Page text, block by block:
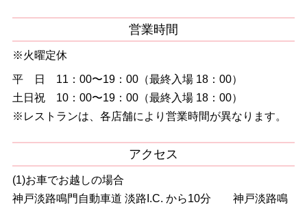
営業時間
※火曜定休
平 日 11：00〜19：00（最終入場 18：00）
土日祝 10：00〜19：00（最終入場 18：00）
※レストランは、各店舗により営業時間が異なります。
アクセス
(1)お車でお越しの場合
神戸淡路鳴門自動車道 淡路I.C. から10分 神戸淡路鳴